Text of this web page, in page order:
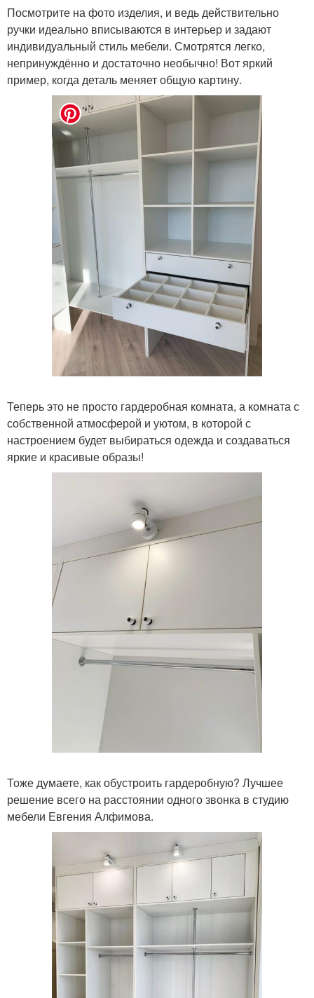
Посмотрите на фото изделия, и ведь действительно
ручки идеально вписываются в интерьер и задают
индивидуальный стиль мебели. Смотрятся легко,
непринуждённо и достаточно необычно! Вот яркий
пример, когда деталь меняет общую картину.
Теперь это не просто гардеробная комната, а комната с
собственной атмосферой и уютом, в которой с
настроением будет выбираться одежда и создаваться
яркие и красивые образы!
Тоже думаете, как обустроить гардеробную? Лучшее
решение всего на расстоянии одного звонка в студию
мебели Евгения Алфимова.